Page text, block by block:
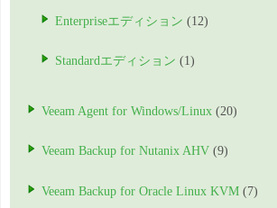
Enterpriseエディション (12)
Standardエディション (1)
Veeam Agent for Windows/Linux (20)
Veeam Backup for Nutanix AHV (9)
Veeam Backup for Oracle Linux KVM (7)